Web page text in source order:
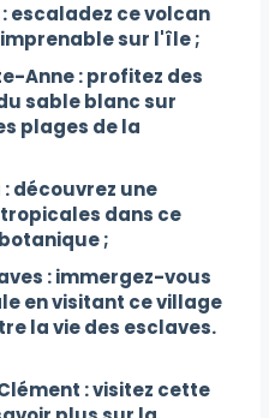
escaladez ce volcan
sur l'île ;
Anne: profitez des
sable blanc sur
plages de la
: découvrez une
dans ce
;
: immergez-vous
en visitant ce village
la vie des esclaves.
: visitez cette